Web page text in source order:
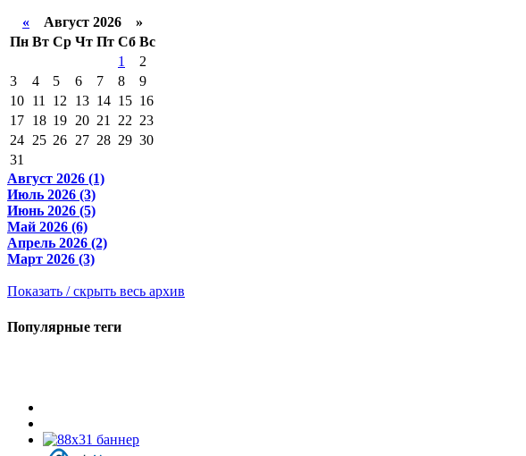
« Август 2026 »
Пн Вт Ср Чт Пт Сб Вс
1
2
3
4 5 6 7 8
9
10 11 12 13 14 15 16
17 18 19 20 21 22 23
24 25 26 27 28 29 30
31
Август 2026 (1)
Июль 2026 (3)
Июнь 2026 (5)
Май 2026 (6)
Апрель 2026 (2)
Март 2026 (3)
Показать / скрыть весь архив
Популярные теги